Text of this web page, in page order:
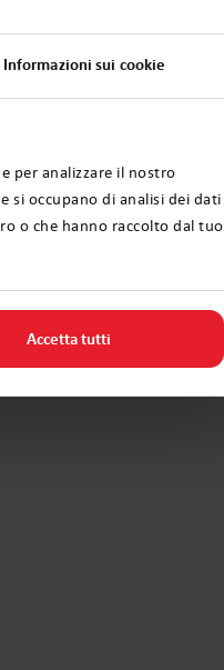
Informazioni sui cookie
per analizzare il nostro
occupano di analisi dei dati
o che hanno raccolto dal tuo
Accetta tutti